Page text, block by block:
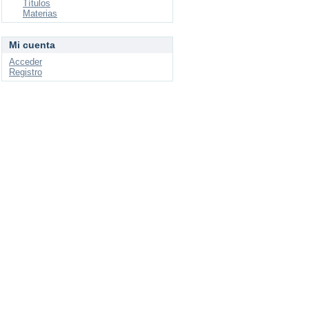
Títulos
Materias
Mi cuenta
Acceder
Registro